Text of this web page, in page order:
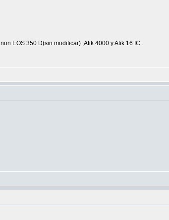
EOS 350 D(sin modificar) ,Atik 4000 y Atik 16 IC .